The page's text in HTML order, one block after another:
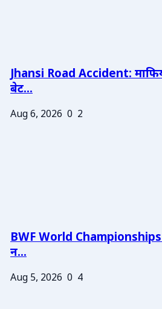
Jhansi Road Accident:
बेट...
Aug 6, 2026 0 2
BWF World Championships
न...
Aug 5, 2026 0 4